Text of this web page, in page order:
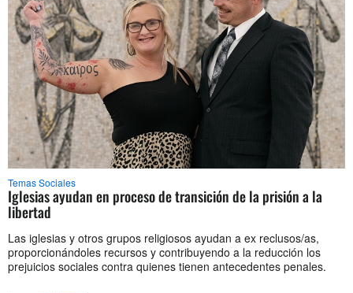
Temas Sociales
Iglesias ayudan en proceso de transición de la prisión a la
libertad
Las iglesias y otros grupos religiosos ayudan a ex reclusos/as,
proporcionándoles recursos y contribuyendo a la reducción los
prejuicios sociales contra quienes tienen antecedentes penales.